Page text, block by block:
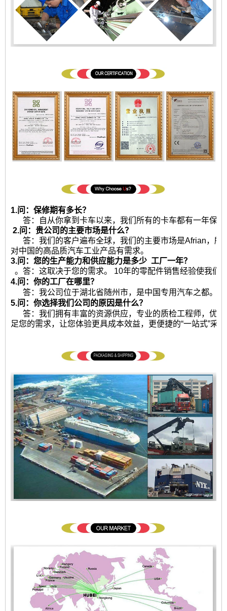
1.问：保修期有多长？
答：自从你拿到卡车以来，我们所有的卡车都有一年保修
2.问：贵公司的主要市场是什么？
答：我们的客户遍布全球，我们的主要市场是Afrian，所
对中国的高品质汽车工业产品有需求。
3.问：您的生产能力和供应能力是多少 工厂一年？
。答：这取决于您的需求。 10年的零配件销售经验使我们
4.问：你的工厂在哪里？
答：我公司位于湖北省随州市，是中国专用汽车之都。
5.问：你选择我们公司的原因是什么？
答：我们拥有丰富的资源供应，专业的质检工程师，优
足您的需求，让您体验更具成本效益，更便捷的“一站式”采